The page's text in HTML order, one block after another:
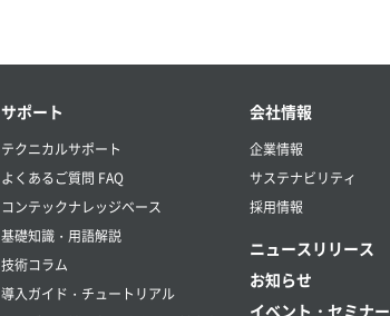
サポート
テクニカルサポート
よくあるご質問 FAQ
コンテックナレッジベース
基礎知識・用語解説
技術コラム
導入ガイド・チュートリアル
会社情報
企業情報
サステナビリティ
採用情報
ニュースリリース
お知らせ
イベント・セミナー